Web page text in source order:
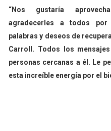
“Nos gustaría
agradecerles a todos por
palabras y deseos de
Carroll. Todos los
personas cercanas a él. Le
esta increíble energía por el